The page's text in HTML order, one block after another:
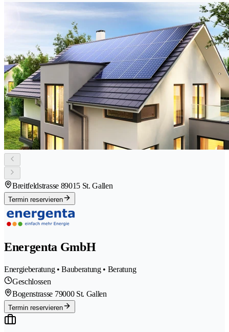
Breitfeldstrasse 89015 St. Gallen
Termin reservieren
Energenta GmbH
Energieberatung • Bauberatung • Beratung
Geschlossen
Bogenstrasse 79000 St. Gallen
Termin reservieren